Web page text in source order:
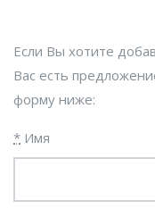
Если Вы хотите
Вас есть
форму ниже:
* Имя